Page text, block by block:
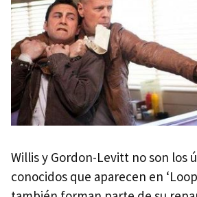
Willis y Gordon-Levitt no son los
conocidos que aparecen en